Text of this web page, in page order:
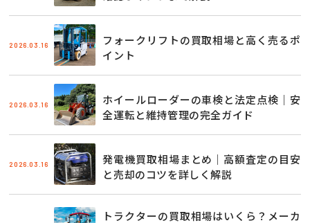
2026.03.16
フォークリフトの買取相場と高く売るポ
イント
2026.03.16
ホイールローダーの車検と法定点検｜安
全運転と維持管理の完全ガイド
2026.03.16
発電機買取相場まとめ｜高額査定の目安
と売却のコツを詳しく解説
トラクターの買取相場はいくら？メーカ